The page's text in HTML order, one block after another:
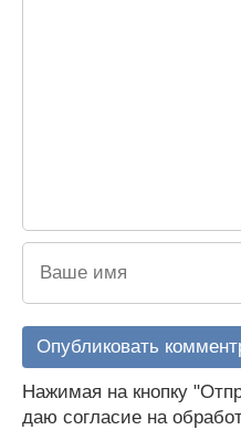
Нажимая на кнопку
даю согласие на